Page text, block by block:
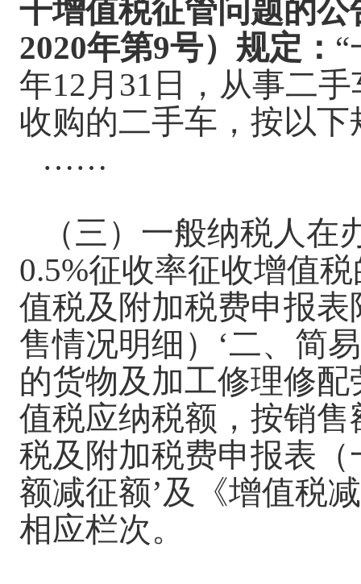
干增值税征管问题的
2020年第9号）规定：
年12月31日，从事二
收购的二手车，按以下
……
（三）一般纳税人
0.5%征收率征收增值
值税及附加税费申报
售情况明细）‘二、简
的货物及加工修理修
值税应纳税额，按销
税及附加税费申报表
额减征额’及《增值税
相应栏次。